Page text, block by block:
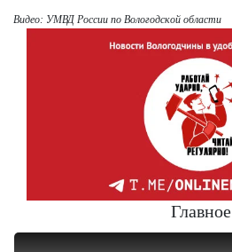
Видео: УМВД России по Вологодской области
Главное